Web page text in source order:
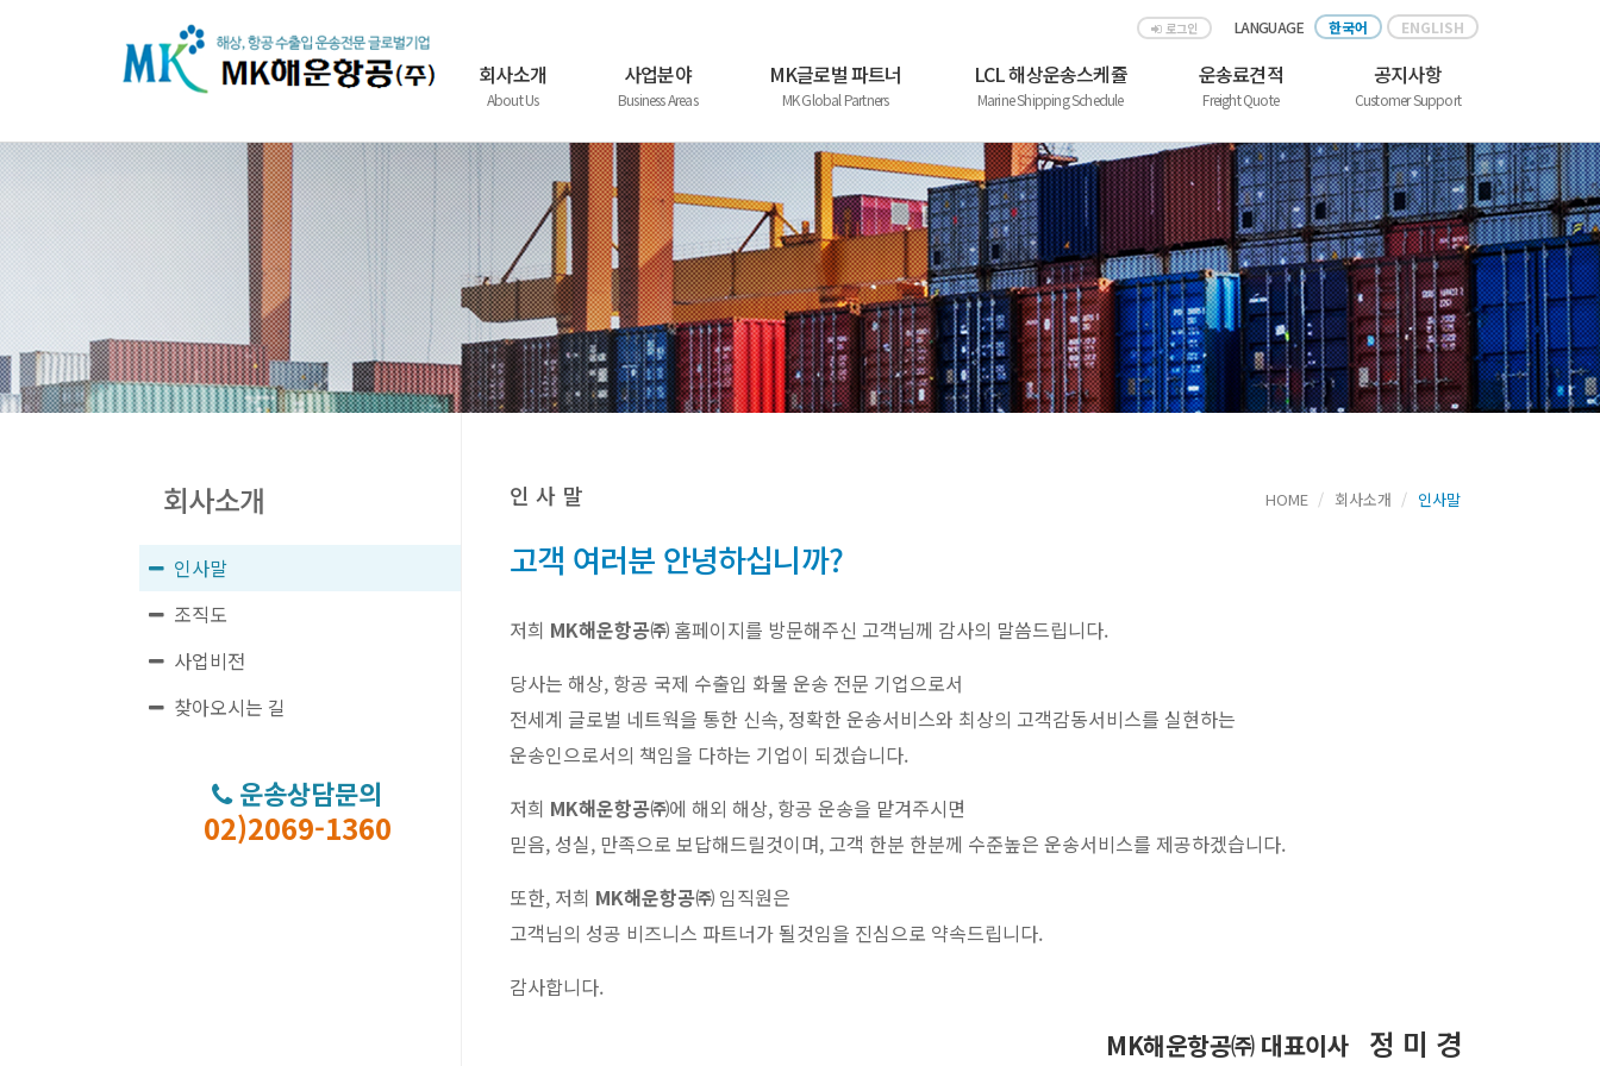
로그인 LANGUAGE 한국어 ENGLISH
회사소개
About Us
사업분야
Business Areas
MK글로벌 파트너
MK Global Partners
LCL 해상운송스케쥴
Marine Shipping Schedule
운송료견적
Freight Quote
공지사항
Customer Support
회사소개
인사말
조직도
사업비전
찾아오시는 길
운송상담문의
02)2069-1360
HOME 회사소개 인사말
인사말
고객 여러분 안녕하십니까?
저희 MK해운항공㈜ 홈페이지를 방문해주신 고객님께 감사의 말씀드립니다.
당사는 해상, 항공 국제 수출입 화물 운송 전문 기업으로서
전세계 글로벌 네트웍을 통한 신속, 정확한 운송서비스와 최상의 고객감동서비스를 실현하는
운송인으로서의 책임을 다하는 기업이 되겠습니다.
저희 MK해운항공㈜에 해외 해상, 항공 운송을 맡겨주시면
믿음, 성실, 만족으로 보답해드릴것이며, 고객 한분 한분께 수준높은 운송서비스를 제공하겠습니다.
또한, 저희 MK해운항공㈜ 임직원은
고객님의 성공 비즈니스 파트너가 될것임을 진심으로 약속드립니다.
감사합니다.
MK해운항공㈜ 대표이사 정 미 경